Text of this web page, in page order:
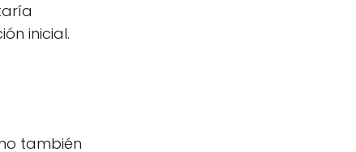
inicial.
también